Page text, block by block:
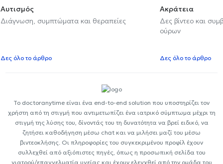
Αυτισμός
Διάγνωση, συμπτώματα και θεραπείες
Δες όλο το άρθρο
Ακράτεια
Δες βίντεο και
ούρων
Δες όλο το άρθρο
Το doctoranytime είναι ένα end-to-end solution που υποστηρίζει τον
χρήστη από τη στιγμή που αντιμετωπίζει ένα ιατρικό σύμπτωμα μέχρι τη
στιγμή της λύσης του, δίνοντάς του τη δυνατότητα να βρεί ειδικό, να
ζητήσει καθοδήγηση μέσω chat και να μιλήσει μαζί του μέσω
βιντεοκλήσης. Οι πληροφορίες του συγκεκριμένου προφίλ έχουν
συλλεχθεί από αξιόπιστες πηγές, όπως η προσωπική σελίδα του
γιατρού/επαγγελματία υγείας και έχουν ελεγχθεί από την ομάδα του